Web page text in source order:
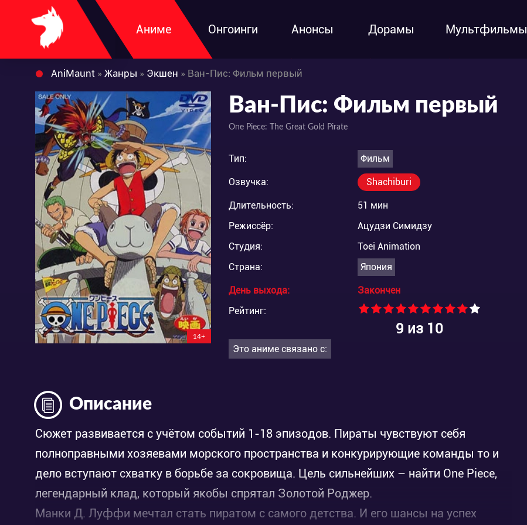
Аниме Онгоинги Анонсы Дорамы Мультфильмы
AniMaunt » Жанры » Экшен » Ван-Пис: Фильм первый
14+
Ван-Пис: Фильм первый
One Piece: The Great Gold Pirate
Тип: Фильм
Озвучка: Shachiburi
Длительность:
51 мин
Режиссёр:
Ацудзи Симидзу
Студия:
Toei Animation
Страна:
Япония
День выхода:
Закончен
Рейтинг:
9 из 10
Это аниме связано с:
Описание
Сюжет развивается с учётом событий 1-18 эпизодов. Пираты чувствуют себя
полноправными хозяевами морского пространства и конкурирующие команды то и
дело вступают схватку в борьбе за сокровища. Цель сильнейших – найти One Piece,
легендарный клад, который якобы спрятал Золотой Роджер.
Манки Д. Луффи мечтал стать пиратом с самого детства. И его шансы на успех